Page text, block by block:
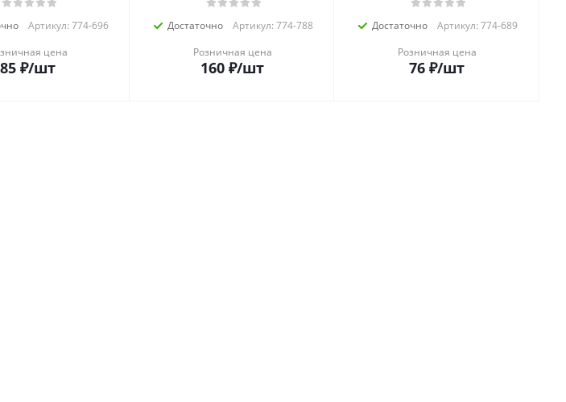
Артикул: 774-696
цена
85 ₽/шт
Достаточно
Артикул: 774-788
Розничная цена
160 ₽/шт
Достаточно
Артикул: 774-689
Розничная цена
76 ₽/шт